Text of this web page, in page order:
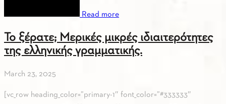
Read more
Το ξέρατε; Μερικές μικρές ιδιαιτερότητες
της ελληνικής γραμματικής.
March 23, 2025
[vc_row heading_color=”primary-1″ font_color=”#333333″